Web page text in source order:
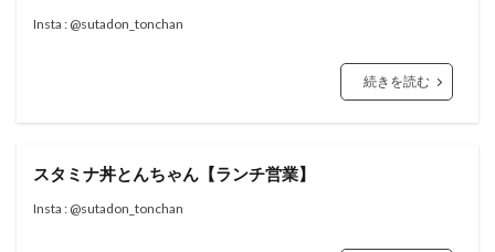
Insta : @sutadon_tonchan
続きを読む
スタミナ丼とんちゃん【ランチ営業】
Insta : @sutadon_tonchan